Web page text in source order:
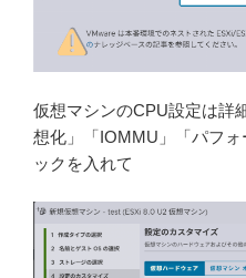
仮想マシンのCPU設定は詳
想化」「IOMMU」「パフ
ックを入れて